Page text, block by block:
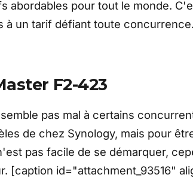
abordables pour tout le monde.
à un tarif défiant toute
F2-423
pas mal à certains
de chez Synology, mais pour
pas facile de se démarquer,
[caption id="attachment_93516"